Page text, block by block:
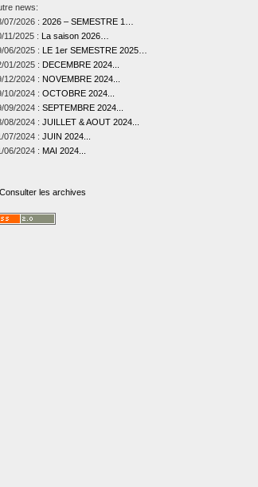
news:
07/2026 : 2026 – SEMESTRE 1…
11/2025 : La saison 2026…
06/2025 : LE 1er SEMESTRE 2025…
01/2025 : DECEMBRE 2024...
12/2024 : NOVEMBRE 2024...
10/2024 : OCTOBRE 2024...
09/2024 : SEPTEMBRE 2024...
08/2024 : JUILLET & AOUT 2024...
07/2024 : JUIN 2024...
06/2024 : MAI 2024...
Consulter les archives